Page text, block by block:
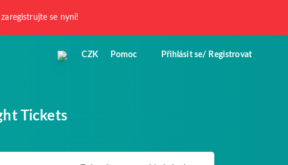
se nyní!
CZK Pomoc Přihlásit se/ Registrovat
Tickets